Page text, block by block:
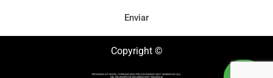
Enviar
Copyright ©